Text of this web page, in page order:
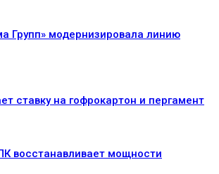
Групп» модернизировала линию
ставку на гофрокартон и пергамент
восстанавливает мощности